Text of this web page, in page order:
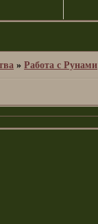
»Работа с Рунами